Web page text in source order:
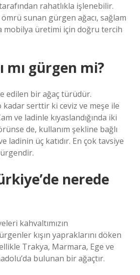
rahatlıkla işlenebilir.
sunan gürgen ağacı, sağlam
mobilya üretimi için doğru tercih
mı gürgen mi?
edilen bir ağaç türüdür.
kadar serttir ki ceviz ve meşe ile
ve ladinle kıyaslandığında iki
de, kullanım şekline bağlı
ladinin üç katıdır. En çok tavsiye
nerede
kahvaltımızın
kışın yapraklarını döken
Trakya, Marmara, Ege ve
bulunan bir ağaçtır.